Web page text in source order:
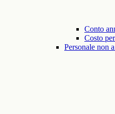
Conto
Costo
Personale non